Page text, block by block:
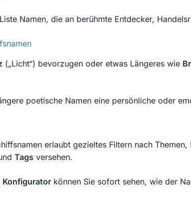
Namen, die an berühmte Entdecker,
(„Licht“) bevorzugen oder etwas Längeres wie
poetische Namen eine persönliche oder
erlaubt gezieltes Filtern nach
Tags versehen.
Konfigurator können Sie sofort sehen, wie der